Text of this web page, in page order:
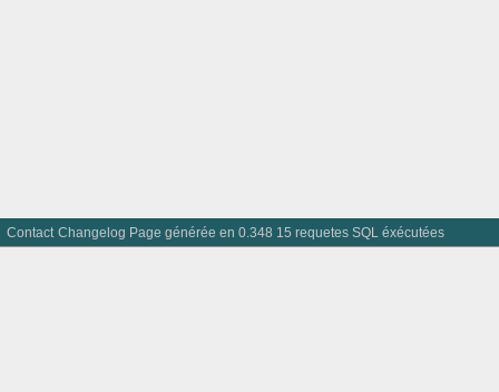
Contact Changelog Page générée en 0.348 15 requetes SQL éxécutées